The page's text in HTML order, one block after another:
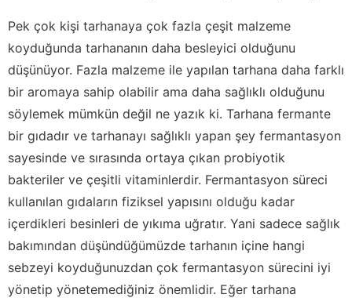
Pek çok kişi tarhanaya çok fazla çeşit malzeme
koyduğunda tarhananın daha besleyici olduğunu
düşünüyor. Fazla malzeme ile yapılan tarhana daha farklı
bir aromaya sahip olabilir ama daha sağlıklı olduğunu
söylemek mümkün değil ne yazık ki. Tarhana fermante
bir gıdadır ve tarhanayı sağlıklı yapan şey fermantasyon
sayesinde ve sırasında ortaya çıkan probiyotik
bakteriler ve çeşitli vitaminlerdir. Fermantasyon süreci
kullanılan gıdaların fiziksel yapısını olduğu kadar
içerdikleri besinleri de yıkıma uğratır. Yani sadece sağlık
bakımından düşündüğümüzde tarhanın içine hangi
sebzeyi koyduğunuzdan çok fermantasyon sürecini iyi
yönetip yönetemediğiniz önemlidir. Eğer tarhana